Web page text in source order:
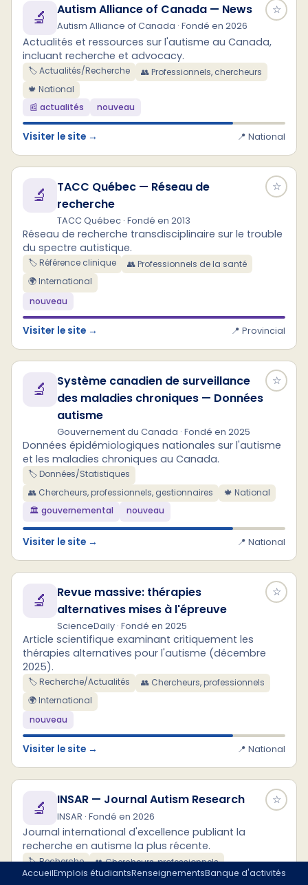
☆
🔬 Autism Alliance of Canada — News
Autism Alliance of Canada · Fondé en 2026
Actualités et ressources sur l'autisme au Canada,
incluant recherche et advocacy.
🏷️ Actualités/Recherche
👥 Professionnels, chercheurs
🍁 National
📰 actualités
nouveau
Visiter le site → 📍 National
☆
🔬
TACC Québec — Réseau de
recherche
TACC Québec · Fondé en 2013
Réseau de recherche transdisciplinaire sur le trouble
du spectre autistique.
🏷️ Référence clinique
👥 Professionnels de la santé
🌍 International
nouveau
Visiter le site → 📍 Provincial
☆
🔬
Système canadien de surveillance
des maladies chroniques — Données
autisme
Gouvernement du Canada · Fondé en 2025
Données épidémiologiques nationales sur l'autisme
et les maladies chroniques au Canada.
🏷️ Données/Statistiques
👥 Chercheurs, professionnels, gestionnaires
🍁 National
🏛️ gouvernemental
nouveau
Visiter le site → 📍 National
☆
🔬
Revue massive: thérapies
alternatives mises à l'épreuve
ScienceDaily · Fondé en 2025
Article scientifique examinant critiquement les
thérapies alternatives pour l'autisme (décembre
2025).
🏷️ Recherche/Actualités
👥 Chercheurs, professionnels
🌍 International
nouveau
Visiter le site → 📍 National
☆
🔬 INSAR — Journal Autism Research
INSAR · Fondé en 2026
Journal international d'excellence publiant la
recherche en autisme la plus récente.
🏷️ Recherche
👥 Chercheurs, professionnels
🌍 International
AccueilEmplois étudiantsRenseignementsBanque d'activités